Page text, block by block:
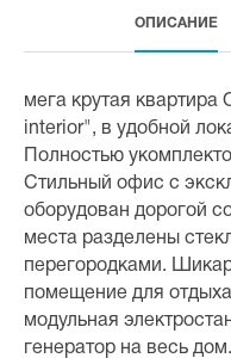
ОПИСАНИЕ
мега крутая
interior", в удобной
Полностью
Стильный офис с
оборудован дорогой
места разделены
перегородками.
помещение для
модульная
генератор на весь